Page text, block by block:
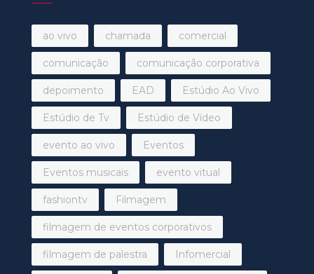
ao vivo chamada comercial
comunicação comunicação corporativa
depoimento EAD Estúdio Ao Vivo
Estúdio de Tv Estúdio de Vídeo
evento ao vivo Eventos
Eventos musicais evento vitual
fashiontv Filmagem
filmagem de eventos corporativos
filmagem de palestra Infomercial